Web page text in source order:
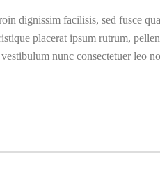
dignissim facilisis, sed fusce
placerat ipsum rutrum,
nunc consectetuer leo